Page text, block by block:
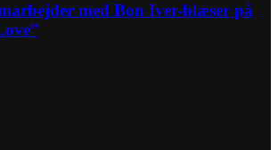
med Bon Iver-blæser på